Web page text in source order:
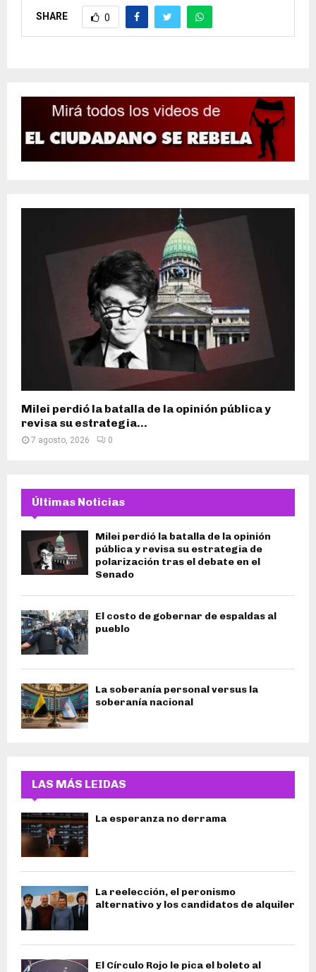
SHARE 0
Milei perdió la batalla de la opinión pública y
revisa su estrategia...
7 agosto, 2026 0
Últimas Noticias
Milei perdió la batalla de la opinión
pública y revisa su estrategia de
polarización tras el debate en el
Senado
El costo de gobernar de espaldas al
pueblo
La soberanía personal versus la
soberanía nacional
LAS MÁS LEIDAS
La esperanza no derrama
La reelección, el peronismo
alternativo y los candidatos de alquiler
El Círculo Rojo le pica el boleto al